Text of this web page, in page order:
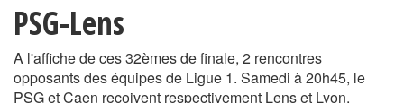
PSG-Lens
A l'affiche de ces 32èmes de finale, 2 rencontres
opposants des équipes de Ligue 1. Samedi à 20h45, le
PSG et Caen reçoivent respectivement Lens et Lyon.